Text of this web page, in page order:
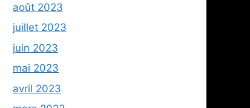
août 2023
juillet 2023
juin 2023
mai 2023
avril 2023